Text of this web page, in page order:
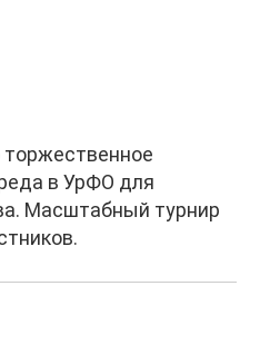
в УрФО для
Масштабный турнир